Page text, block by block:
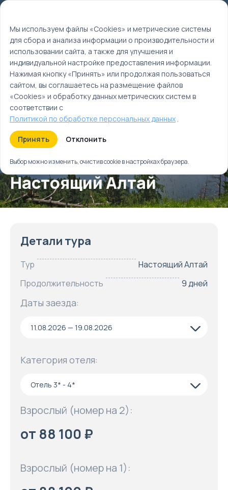
Главная
Туры
Настоящий Алтай
Настоящий Алтай
Детали тура
Тур
Настоящий Алтай
Продолжительность
9 дней
Даты заезда:
11.08.2026 — 19.08.2026
Категория отеля:
Отель 3* - 4*
Взрослый (номер на 2):
от 88 100 ₽
Взрослый (номер на 1):
Мы используем файлы «Cookies» и метрические системы
для сбора и анализа информации о производительности и
использовании сайта, а также для улучшения и
индивидуальной настройке предоставления информации.
Нажимая кнопку «Принять» или продолжая пользоваться
сайтом, вы соглашаетесь на размещение файлов
«Cookies» и обработку данных метрических систем в
соответствии с
Политикой по обработке персональных данных.
Принять Отклонить
Выбор можно изменить, очистив cookie в настройках браузера.